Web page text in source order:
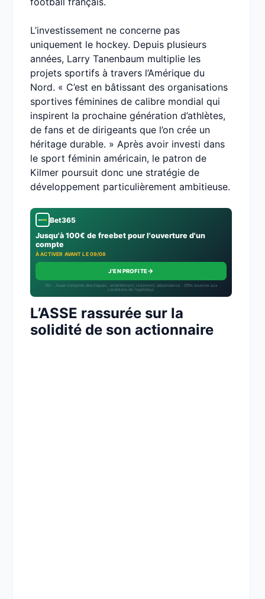
L’investissement ne concerne pas
uniquement le hockey. Depuis plusieurs
années, Larry Tanenbaum multiplie les
projets sportifs à travers l’Amérique du
Nord. « C’est en bâtissant des organisations
sportives féminines de calibre mondial qui
inspirent la prochaine génération d’athlètes,
de fans et de dirigeants que l’on crée un
héritage durable. » Après avoir investi dans
le sport féminin américain, le patron de
Kilmer poursuit donc une stratégie de
développement particulièrement ambitieuse.
Bet365
Jusqu'à 100€ de freebet pour l'ouverture d'un
compte
À ACTIVER AVANT LE 09/08
J'EN PROFITE→
18+ · Jouer comporte des risques : endettement, isolement, dépendance · Offre soumise aux
conditions de l’opérateur.
L’ASSE rassurée sur la
solidité de son actionnaire